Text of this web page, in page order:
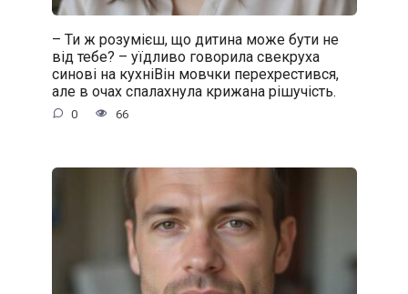
– Ти ж розумієш, що дитина може бути не
від тебе? – уїдливо говорила свекруха
синові на кухніВін мовчки перехрестився,
але в очах спалахнула крижана рішучість.
0 66